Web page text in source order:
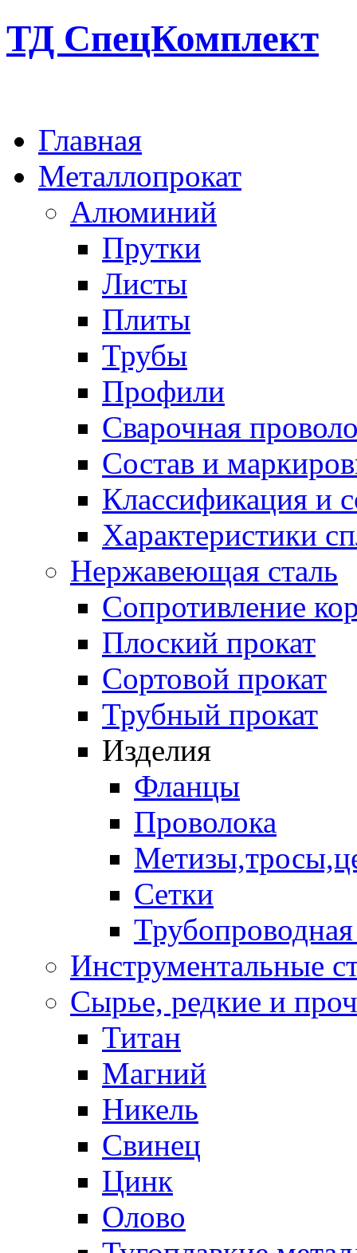
ТД СпецКомплект
Главная
Металлопрокат
Алюминий
Прутки
Листы
Плиты
Трубы
Профили
Сварочная
Состав и
Классификация и
Характеристики
Нержавеющая сталь
Сопротивление
Плоский прокат
Сортовой прокат
Трубный прокат
Изделия
Фланцы
Проволока
Сетки
Инструментальные
Сырье, редкие и
Титан
Магний
Никель
Свинец
Цинк
Олово